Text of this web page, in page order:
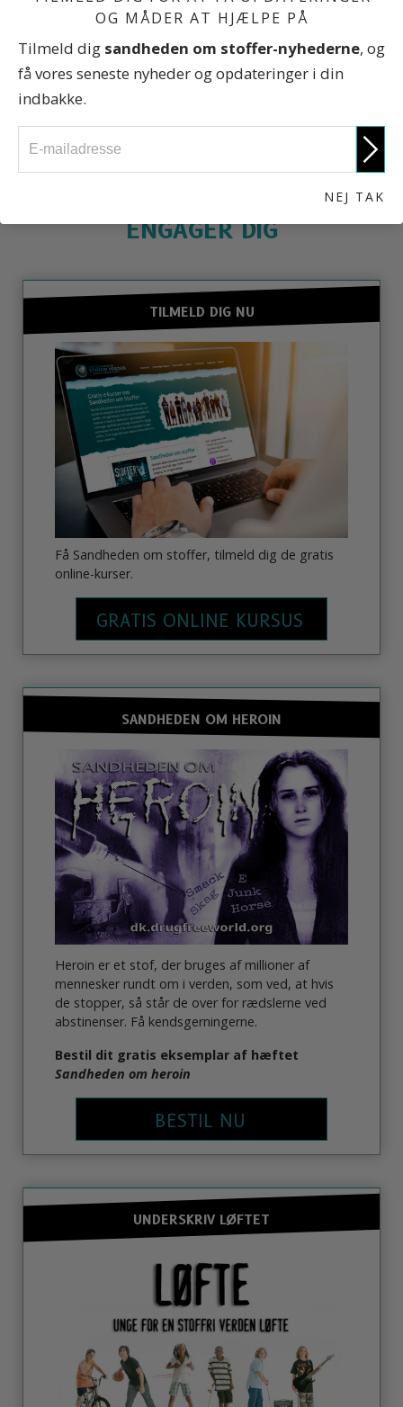
Hvad pusherne vil fortælle dig
Sandheden om stoffer
ENGAGÉR DIG
TILMELD DIG NU
Få Sandheden om stoffer, tilmeld dig de gratis
online-kurser.
GRATIS ONLINE KURSUS
SANDHEDEN OM HEROIN
Heroin er et stof, der bruges af millioner af
mennesker rundt om i verden, som ved, at hvis
de stopper, så står de over for rædslerne ved
abstinenser. Få kendsgerningerne.
Bestil dit gratis eksemplar af hæftet
Sandheden om heroin
BESTIL NU
UNDERSKRIV LØFTET
OG MÅDER AT HJÆLPE PÅ
Tilmeld dig sandheden om stoffer-nyhederne, og
få vores seneste nyheder og opdateringer i din
indbakke.
NEJ TAK